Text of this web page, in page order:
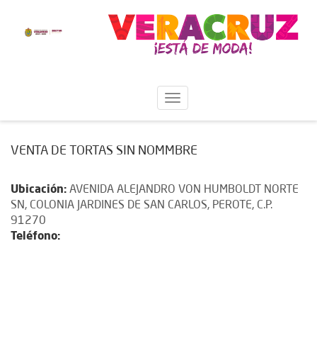
VENTA DE TORTAS SIN NOMMBRE
Ubicación: AVENIDA ALEJANDRO VON HUMBOLDT NORTE
SN, COLONIA JARDINES DE SAN CARLOS, PEROTE, C.P.
91270
Teléfono: